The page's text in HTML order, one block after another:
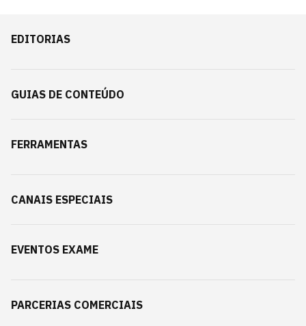
EDITORIAS
GUIAS DE CONTEÚDO
FERRAMENTAS
CANAIS ESPECIAIS
EVENTOS EXAME
PARCERIAS COMERCIAIS